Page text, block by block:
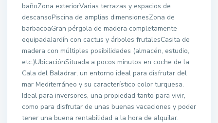
bañoZona exteriorVarias terrazas y espacios de
descansoPiscina de amplias dimensionesZona de
barbacoaGran pérgola de madera completamente
equipadaJardín con cactus y árboles frutalesCasita de
madera con múltiples posibilidades (almacén, estudio,
etc.)UbicaciónSituada a pocos minutos en coche de la
Cala del Baladrar, un entorno ideal para disfrutar del
mar Mediterráneo y su característico color turquesa.
Ideal para inversores, una propiedad tanto para vivir,
como para disfrutar de unas buenas vacaciones y poder
tener una buena rentabilidad a la hora de alquilar.